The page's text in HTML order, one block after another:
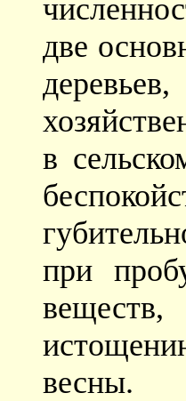
две
в
при
весны.